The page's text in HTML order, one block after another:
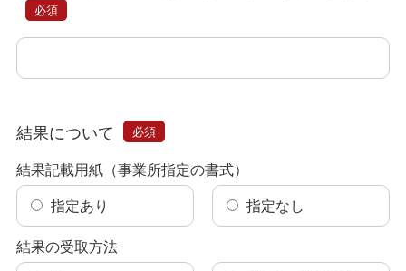
必須
結果について 必須
結果記載用紙（事業所指定の書式）
指定あり
指定なし
結果の受取方法